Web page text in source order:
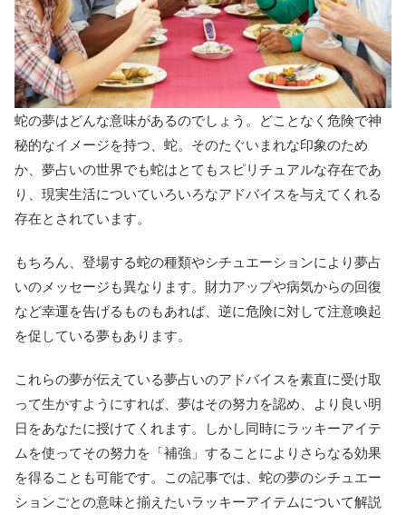
蛇の夢はどんな意味があるのでしょう。どことなく危険で神
秘的なイメージを持つ、蛇。そのたぐいまれな印象のため
か、夢占いの世界でも蛇はとてもスピリチュアルな存在であ
り、現実生活についていろいろなアドバイスを与えてくれる
存在とされています。
もちろん、登場する蛇の種類やシチュエーションにより夢占
いのメッセージも異なります。財力アップや病気からの回復
など幸運を告げるものもあれば、逆に危険に対して注意喚起
を促している夢もあります。
これらの夢が伝えている夢占いのアドバイスを素直に受け取
って生かすようにすれば、夢はその努力を認め、より良い明
日をあなたに授けてくれます。しかし同時にラッキーアイテ
ムを使ってその努力を「補強」することによりさらなる効果
を得ることも可能です。この記事では、蛇の夢のシチュエー
ションごとの意味と揃えたいラッキーアイテムについて解説